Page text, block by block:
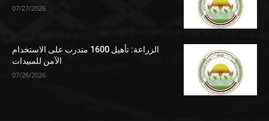
07/27/2026
الزراعة: تأهيل 1600 متدرب على الاستخدام
الآمن للمبيدات
07/26/2026